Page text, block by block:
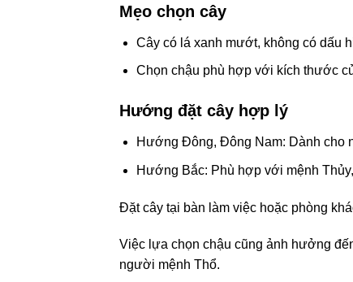
Mẹo chọn cây
Cây có lá xanh mướt, không có dấu
Chọn chậu phù hợp với kích thước
Hướng đặt cây hợp lý
Hướng Đông, Đông Nam: Dành cho
Hướng Bắc: Phù hợp với mệnh
Đặt cây tại bàn làm việc hoặc phòng
Việc lựa chọn chậu cũng ảnh hưởng
người mệnh Thổ.